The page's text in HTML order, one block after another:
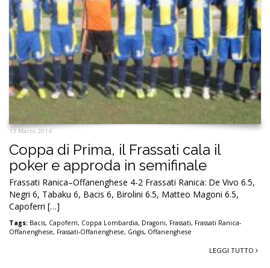
13 Marzo 2014
Coppa di Prima, il Frassati cala il
poker e approda in semifinale
Frassati Ranica–Offanenghese 4-2 Frassati Ranica: De Vivo 6.5,
Negri 6, Tabaku 6, Bacis 6, Birolini 6.5, Matteo Magoni 6.5,
Capoferri […]
Tags: Bacis, Capoferri, Coppa Lombardia, Dragoni, Frassati, Frassati Ranica-
Offanenghese, Frassati-Offanenghese, Grigis, Offanenghese
LEGGI TUTTO